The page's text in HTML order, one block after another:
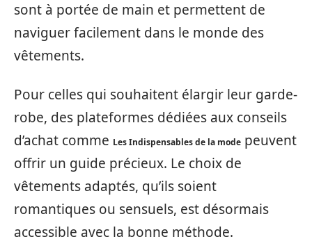
sont à portée de main et permettent de
naviguer facilement dans le monde des
vêtements.
Pour celles qui souhaitent élargir leur garde-
robe, des plateformes dédiées aux conseils
d’achat comme Les Indispensables de la mode peuvent
offrir un guide précieux. Le choix de
vêtements adaptés, qu’ils soient
romantiques ou sensuels, est désormais
accessible avec la bonne méthode.